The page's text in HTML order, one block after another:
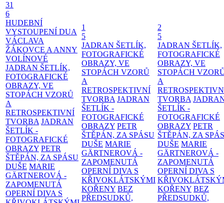
31
6
HUDEBNÍ
VYSTOUPENÍ DUA
VÁCLAVA
ŽÁKOVCE A ANNY
VOLÍNOVÉ
JADRAN ŠETLÍK,
FOTOGRAFICKÉ
OBRAZY, VE
STOPÁCH VZORŮ
A
RETROSPEKTIVNÍ
TVORBA JADRAN
ŠETLÍK -
FOTOGRAFICKÉ
OBRAZY PETR
ŠTĚPÁN, ZA SPÁSU
DUŠE MARIE
GÄRTNEROVÁ -
ZAPOMENUTÁ
OPERNÍ DIVA S
1
5
JADRAN ŠETLÍK,
FOTOGRAFICKÉ
OBRAZY, VE
STOPÁCH VZORŮ
A
RETROSPEKTIVNÍ
TVORBA JADRAN
ŠETLÍK -
FOTOGRAFICKÉ
OBRAZY PETR
ŠTĚPÁN, ZA SPÁSU
DUŠE MARIE
GÄRTNEROVÁ -
ZAPOMENUTÁ
OPERNÍ DIVA S
KŘIVOKLÁTSKÝMI
KOŘENY BEZ
PŘEDSUDKŮ,
2
5
JADRAN ŠETLÍK,
FOTOGRAFICKÉ
OBRAZY, VE
STOPÁCH
A
TVORBA
ŠETLÍK -
FOTOGRAFICKÉ
OBRAZY PETR
ŠTĚPÁN, ZA
DUŠE MARIE
GÄRTNEROVÁ -
ZAPOMENUTÁ
OPERNÍ DIVA S
KOŘENY BEZ
PŘEDSUDKŮ,